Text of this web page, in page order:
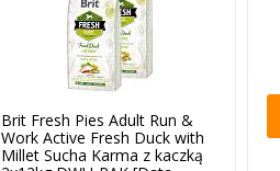
Brit Fresh Pies Adult Run &
Work Active Fresh Duck with
Millet Sucha Karma z kaczką